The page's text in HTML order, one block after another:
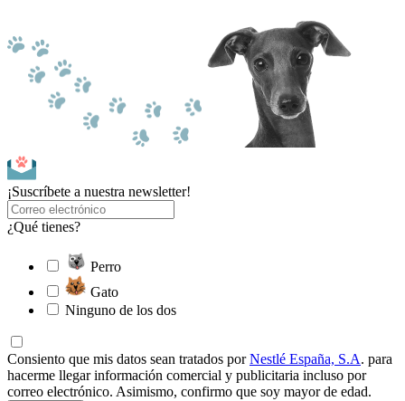
¡Suscríbete a nuestra newsletter!
¿Qué tienes?
Perro
Gato
Ninguno de los dos
Consiento que mis datos sean tratados porNestlé España, S.A. para
hacerme llegar información comercial y publicitaria incluso por
correo electrónico. Asimismo, confirmo que soy mayor de edad.